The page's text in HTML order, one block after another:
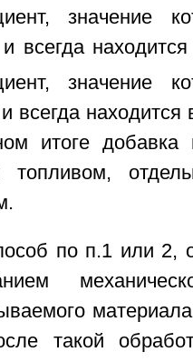
значение
всегда
значение
всегда
итоге добавка
топливом,
по п.1 или 2,
такой